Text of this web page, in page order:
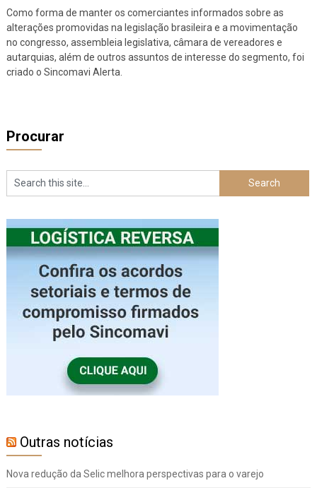
Como forma de manter os comerciantes informados sobre as
alterações promovidas na legislação brasileira e a movimentação
no congresso, assembleia legislativa, câmara de vereadores e
autarquias, além de outros assuntos de interesse do segmento, foi
criado o Sincomavi Alerta.
Procurar
Outras notícias
Nova redução da Selic melhora perspectivas para o varejo